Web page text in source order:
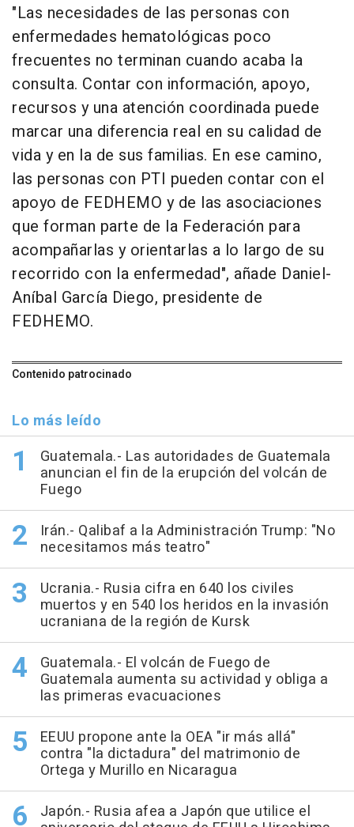
"Las necesidades de las personas con
enfermedades hematológicas poco
frecuentes no terminan cuando acaba la
consulta. Contar con información, apoyo,
recursos y una atención coordinada puede
marcar una diferencia real en su calidad de
vida y en la de sus familias. En ese camino,
las personas con PTI pueden contar con el
apoyo de FEDHEMO y de las asociaciones
que forman parte de la Federación para
acompañarlas y orientarlas a lo largo de su
recorrido con la enfermedad", añade Daniel-
Aníbal García Diego, presidente de
FEDHEMO.
Contenido patrocinado
Lo más leído
Guatemala.- Las autoridades de Guatemala
anuncian el fin de la erupción del volcán de
Fuego
Irán.- Qalibaf a la Administración Trump: "No
necesitamos más teatro"
Ucrania.- Rusia cifra en 640 los civiles
muertos y en 540 los heridos en la invasión
ucraniana de la región de Kursk
Guatemala.- El volcán de Fuego de
Guatemala aumenta su actividad y obliga a
las primeras evacuaciones
EEUU propone ante la OEA "ir más allá"
contra "la dictadura" del matrimonio de
Ortega y Murillo en Nicaragua
Japón.- Rusia afea a Japón que utilice el